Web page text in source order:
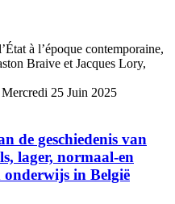
à l’époque contemporaine,
Braive et Jacques Lory,
25 Juin 2025
de geschiedenis van
lager, normaal-en
onderwijs in België